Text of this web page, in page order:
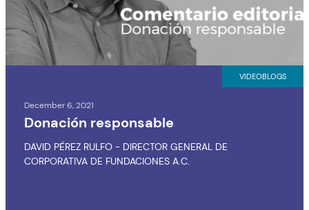
VIDEOBLOGS
December 6, 2021
Donación responsable
DAVID PÉREZ RULFO - DIRECTOR GENERAL DE
CORPORATIVA DE FUNDACIONES A.C.